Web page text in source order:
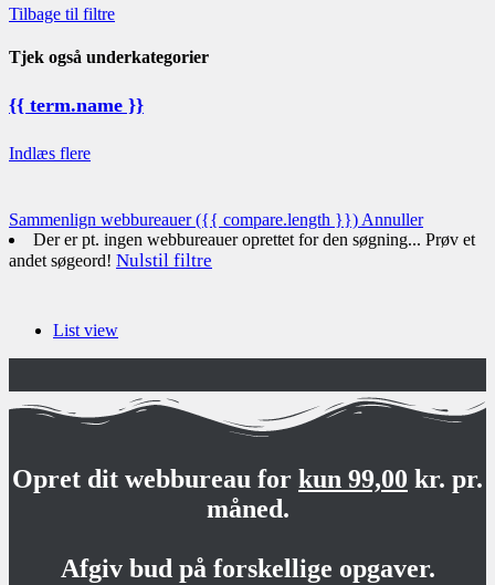
Tilbage til filtre
Tjek også underkategorier
{{ term.name }}
Indlæs flere
Sammenlign webbureauer({{ compare.length }}) Annuller
Der er pt. ingen webbureauer oprettet for den søgning... Prøv et
andet søgeord! Nulstil filtre
List view
Opret dit webbureau for kun 99,00 kr. pr.
måned.
Afgiv bud på forskellige opgaver.